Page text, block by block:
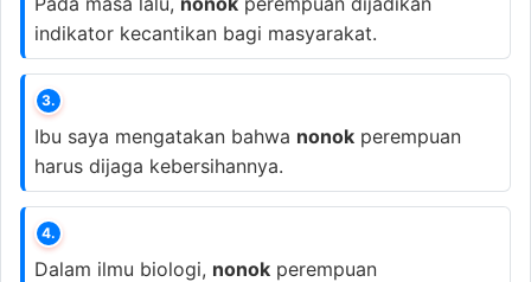
indikator kecantikan bagi masyarakat.
3.
Ibu saya mengatakan bahwa nonok perempuan
harus dijaga kebersihannya.
4.
Dalam ilmu biologi, nonok perempuan